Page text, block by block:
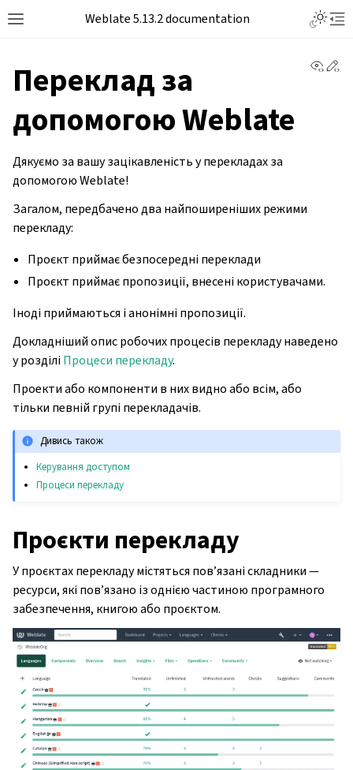
Toggle site navigation sidebar
Weblate 5.13.2 documentation
Переклад за
допомогою Weblate
Дякуємо за вашу зацікавленість у перекладах за
допомогою Weblate!
Загалом, передбачено два найпоширеніших режими
перекладу:
Проєкт приймає безпосередні переклади
Проєкт приймає пропозиції, внесені користувачами.
Іноді приймаються і анонімні пропозиції.
Докладніший опис робочих процесів перекладу наведено
у розділіПроцеси перекладу.
Проекти або компоненти в них видно або всім, або
тільки певній групі перекладачів.
Дивись також
Керування доступом
Процеси перекладу
Проєкти перекладу
У проєктах перекладу містяться пов’язані складники —
ресурси, які пов’язано із однією частиною програмного
забезпечення, книгою або проєктом.